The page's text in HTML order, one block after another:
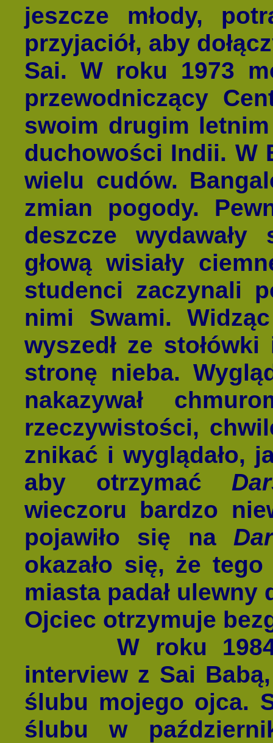
jeszcze młody,
przyjaciół, aby
Sai. W roku 1973
przewodniczący
swoim drugim
duchowości Indii. W
wielu cudów.
zmian pogody.
deszcze
głową wisiały
studenci zaczynali
nimi Swami.
wyszedł ze
stronę nieba.
nakazywał
rzeczywistości,
znikać i wyglądało,
aby otrzymać
wieczoru bardzo
pojawiło się na
okazało się, że
miasta padał ulewny
Ojciec otrzymuje
W roku 1984
interview z Sai
ślubu mojego ojca.
ślubu w